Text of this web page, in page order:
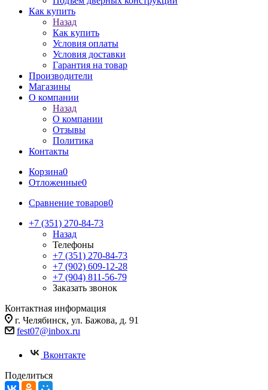
Как купить
Назад
Как купить
Условия оплаты
Условия доставки
Гарантия на товар
Производители
Магазины
О компании
Назад
О компании
Отзывы
Политика
Контакты
Корзина0
Отложенные0
Сравнение товаров0
+7 (351) 270-84-73
Назад
Телефоны
+7 (351) 270-84-73
+7 (902) 609-12-28
+7 (904) 811-56-79
Заказать звонок
Контактная информация
г. Челябинск, ул. Бажова, д. 91
fest07@inbox.ru
Вконтакте
Поделиться